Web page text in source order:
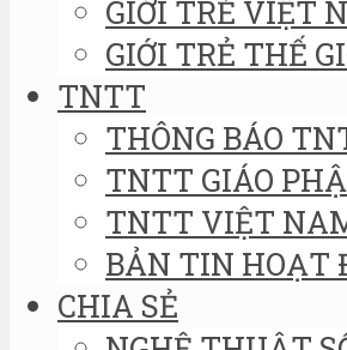
GIỚI TRẺ VIỆT
GIỚI TRẺ THẾ
TNTT
THÔNG BÁO
TNTT GIÁO
TNTT VIỆT
BẢN TIN HOẠT
CHIA SẺ